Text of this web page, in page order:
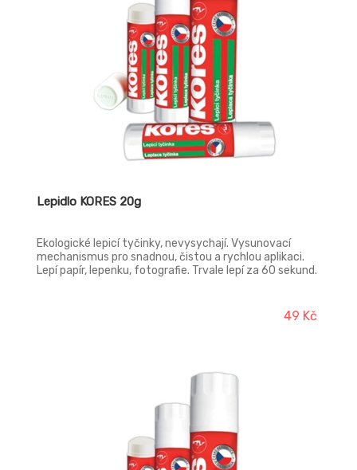
Lepidlo KORES 20g
Ekologické lepicí tyčinky, nevysychají. Vysunovací
mechanismus pro snadnou, čistou a rychlou aplikaci.
Lepí papír, lepenku, fotografie. Trvale lepí za 60 sekund.
49 Kč